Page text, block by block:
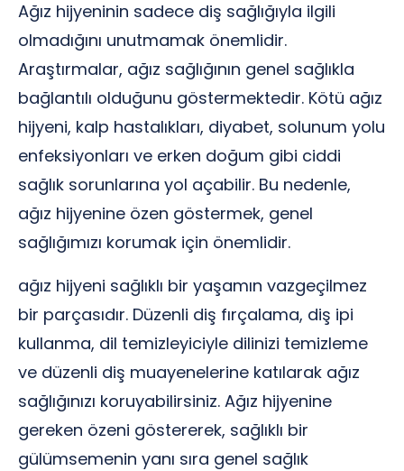
Ağız hijyeninin sadece diş sağlığıyla ilgili
olmadığını unutmamak önemlidir.
Araştırmalar, ağız sağlığının genel sağlıkla
bağlantılı olduğunu göstermektedir. Kötü ağız
hijyeni, kalp hastalıkları, diyabet, solunum yolu
enfeksiyonları ve erken doğum gibi ciddi
sağlık sorunlarına yol açabilir. Bu nedenle,
ağız hijyenine özen göstermek, genel
sağlığımızı korumak için önemlidir.
ağız hijyeni sağlıklı bir yaşamın vazgeçilmez
bir parçasıdır. Düzenli diş fırçalama, diş ipi
kullanma, dil temizleyiciyle dilinizi temizleme
ve düzenli diş muayenelerine katılarak ağız
sağlığınızı koruyabilirsiniz. Ağız hijyenine
gereken özeni göstererek, sağlıklı bir
gülümsemenin yanı sıra genel sağlık